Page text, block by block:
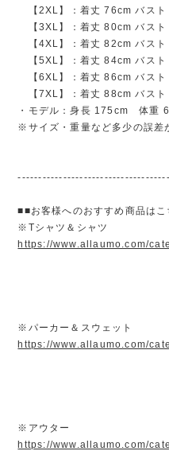
【2XL】：着丈 76cm バス
【3XL】：着丈 80cm バス
【4XL】：着丈 82cm バス
【5XL】：着丈 84cm バス
【6XL】：着丈 86cm バス
【7XL】：着丈 88cm バス
・モデル：身長 175cm 体重
※サイズ・重量など多少の誤差
■■お客様へのおすすめ商品は
※Tシャツ＆シャツ
https://www.allaumo.com/
※パーカー＆スウェット
https://www.allaumo.com/
※アウター
https://www.allaumo.com/